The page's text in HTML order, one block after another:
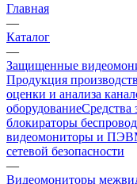
Главная
—
Каталог
—
Защищенные
Продукция
оценки и анализа
оборудование
блокираторы
видеомониторы и
сетевой безопасности
—
Видеомониторы